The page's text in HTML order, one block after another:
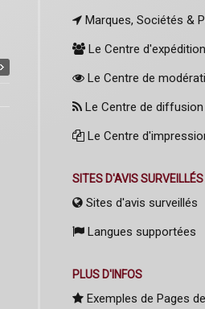
Marques, Sociétés &
Le Centre d'expédition
Le Centre de
Le Centre de diffusion
Le Centre
SITES D'AVIS
Sites d'avis surveillés
Langues supportées
PLUS D'INFOS
Exemples de Pages